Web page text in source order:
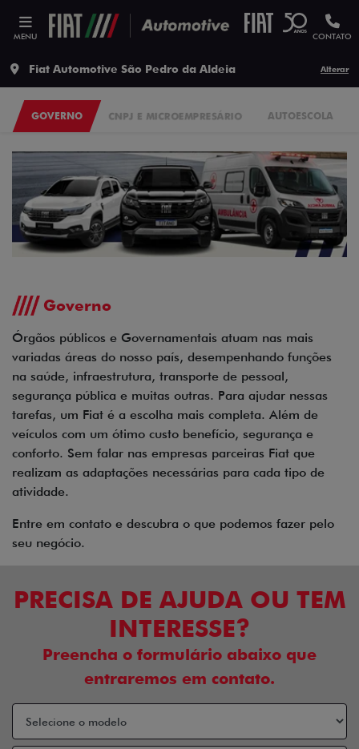
MENU CONTATO
Fiat Automotive São Pedro da Aldeia Alterar
CNPJ E MICROEMPRESÁRIO AUTOESCOLA
GOVERNO
Governo
Órgãos públicos e Governamentais atuam nas mais
variadas áreas do nosso país, desempenhando funções
na saúde, infraestrutura, transporte de pessoal,
segurança pública e muitas outras. Para ajudar nessas
tarefas, um Fiat é a escolha mais completa. Além de
veículos com um ótimo custo benefício, segurança e
conforto. Sem falar nas empresas parceiras Fiat que
realizam as adaptações necessárias para cada tipo de
atividade.
Entre em contato e descubra o que podemos fazer pelo
seu negócio.
PRECISA DE AJUDA OU TEM
INTERESSE?
Preencha o formulário abaixo que
entraremos em contato.